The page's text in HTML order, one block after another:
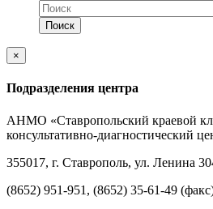
×
Подразделения центра
АНМО «Ставропольский краевой
консультативно-диагностический
355017, г. Ставрополь, ул. Ленина
(8652) 951-951, (8652) 35-61-49